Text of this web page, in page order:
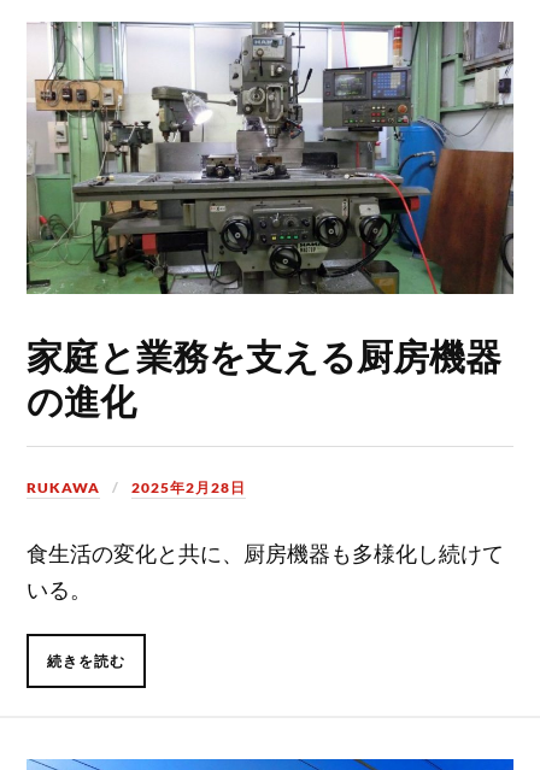
家庭と業務を支える厨房機器
の進化
RUKAWA 2025年2月28日
食生活の変化と共に、厨房機器も多様化し続けて
いる。
続きを読む